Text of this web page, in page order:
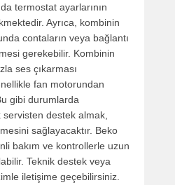
termostat ayarlarının
Ayrıca, kombinin
contaların veya bağlantı
gerekebilir. Kombinin
ses çıkarması
fan motorundan
gibi durumlarda
destek almak,
sağlayacaktır. Beko
bakım ve kontrollerle uzun
Teknik destek veya
iletişime geçebilirsiniz.